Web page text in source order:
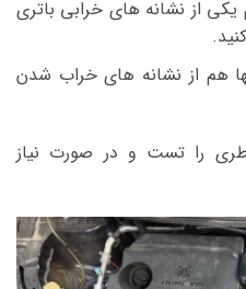
از نشانه های خرابی باتری
هم از نشانه های خراب شدن
را تست و در صورت نیاز